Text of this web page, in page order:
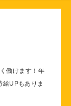
働けます！年
UPもありま